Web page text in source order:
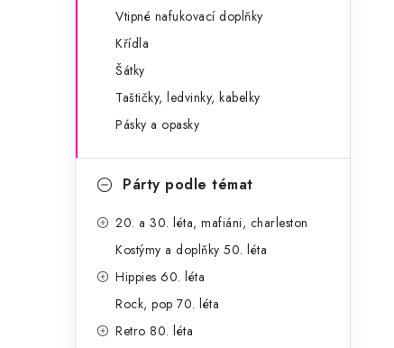
Vtipné nafukovací doplňky
Křídla
Šátky
Taštičky, ledvinky, kabelky
Pásky a opasky
Párty podle témat
20. a 30. léta, mafiáni, charleston
Kostýmy a doplňky 50. léta
Hippies 60. léta
Rock, pop 70. léta
Retro 80. léta